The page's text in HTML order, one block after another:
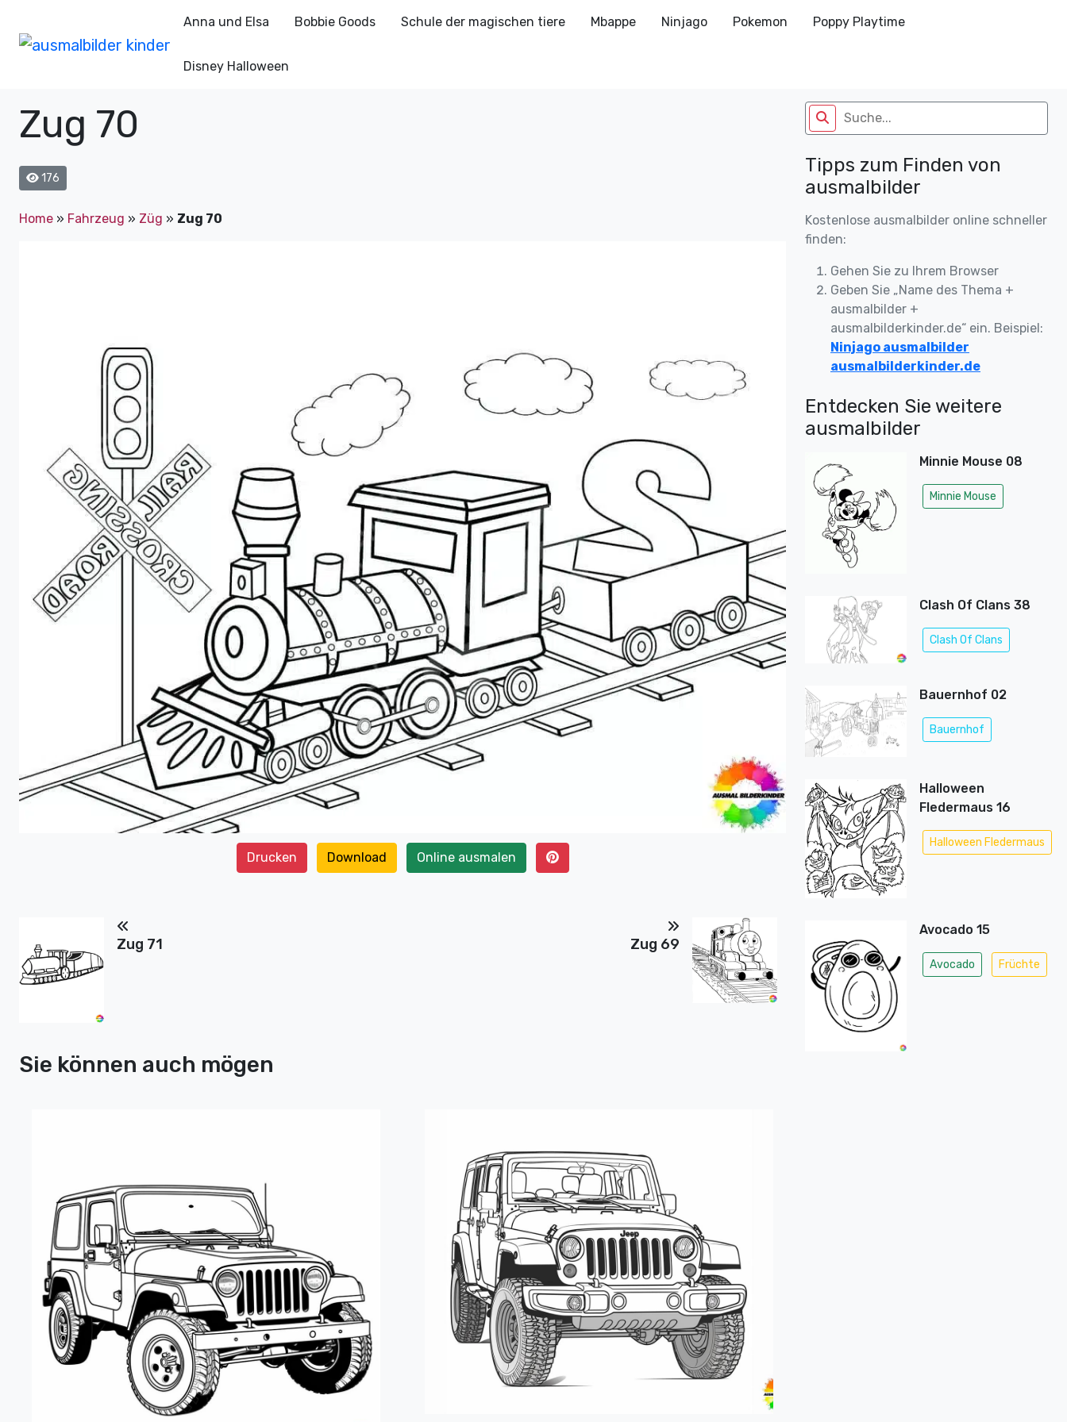
Anna und Elsa Bobbie Goods Schule der magischen tiere Mbappe Ninjago Pokemon Poppy Playtime
Disney Halloween
Zug 70
176
Home » Fahrzeug » Züg » Zug 70
Drucken Download Online ausmalen
Zug 71 Zug 69
Sie können auch mögen
Tipps zum Finden von
ausmalbilder
Kostenlose ausmalbilder online schneller
finden:
Gehen Sie zu Ihrem Browser
Geben Sie „Name des Thema +
ausmalbilder +
ausmalbilderkinder.de“ ein. Beispiel:
Ninjago ausmalbilder
ausmalbilderkinder.de
Entdecken Sie weitere
ausmalbilder
Minnie Mouse 08
Minnie Mouse
Clash Of Clans 38
Clash Of Clans
Bauernhof 02
Bauernhof
Halloween
Fledermaus 16
Halloween Fledermaus
Avocado 15
Avocado Früchte